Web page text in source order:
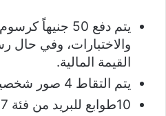
يتم دفع 50
والاختبارات، وفي حال
القيمة المالية.
يتم التقاط 4 صور شخصية حديثة للطالب.
10طوابع للبريد من فئة 7 جنيها.